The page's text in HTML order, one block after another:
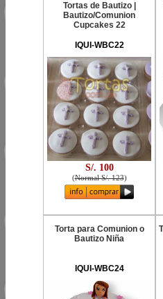
Tortas de Bautizo |
Bautizo/Comunion
Cupcakes 22
IQUI-WBC22
S/. 100
(Normal S/. 123)
Torta para Comunion o
Bautizo Niña
IQUI-WBC24